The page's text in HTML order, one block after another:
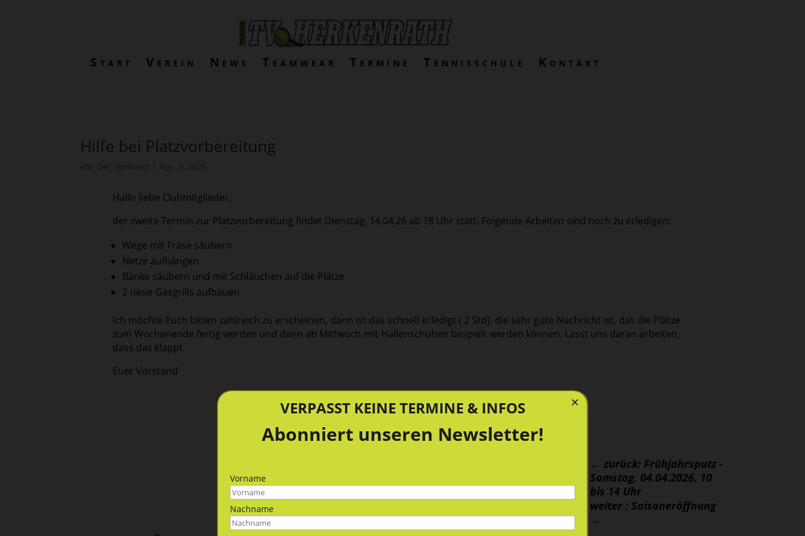
Start Verein News Teamwear Termine Tennisschule Kontakt
Hilfe bei Platzvorbereitung
Hallo liebe Clubmitglieder,
der zweite Termin zur Platzvorbereitung findet Dienstag, 14.04.26 ab 18 Uhr statt. Folgende Arbeiten sind noch zu erledigen:
Wege mit Fräse säubern
Netze aufhängen
Bänke säubern und mit Schläuchen auf die Plätze
2 neue Gasgrills aufbauen
Ich möchte Euch bitten zahlreich zu erscheinen, dann ist das schnell erledigt ( 2 Std). die sehr gute Nachricht ist, das die Plätze
zum Wochenende fertig werden und dann ab Mittwoch mit Hallenschuhen bespielt werden können. Lasst uns daran arbeiten,
dass das klappt.
Euer Vorstand
←zurück: Frühjahrsputz -
Samstag, 04.04.2026, 10
bis 14 Uhr
weiter : Saisoneröffnung
→
VERPASST KEINE TERMINE & INFOS
Abonniert unseren Newsletter!
Vorname
Nachname
×